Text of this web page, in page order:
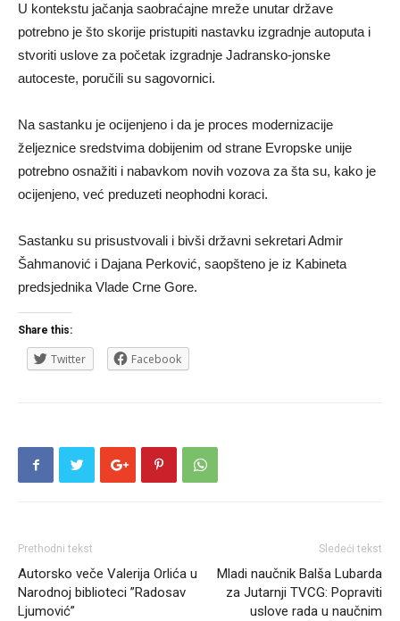
U kontekstu jačanja saobraćajne mreže unutar države
potrebno je što skorije pristupiti nastavku izgradnje autoputa i
stvoriti uslove za početak izgradnje Jadransko-jonske
autoceste, poručili su sagovornici.
Na sastanku je ocijenjeno i da je proces modernizacije
željeznice sredstvima dobijenim od strane Evropske unije
potrebno osnažiti i nabavkom novih vozova za šta su, kako je
ocijenjeno, već preduzeti neophodni koraci.
Sastanku su prisustvovali i bivši državni sekretari Admir
Šahmanović i Dajana Perković, saopšteno je iz Kabineta
predsjednika Vlade Crne Gore.
Share this:
Twitter Facebook
Prethodni tekst
Autorsko veče Valerija Orlića u
Narodnoj biblioteci ”Radosav
Ljumović”
Sledeći tekst
Mladi naučnik Balša Lubarda
za Jutarnji TVCG: Popraviti
uslove rada u naučnim